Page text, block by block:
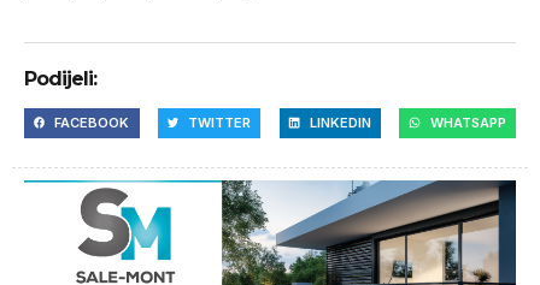
Podijeli:
FACEBOOK TWITTER LINKEDIN WHATSAPP